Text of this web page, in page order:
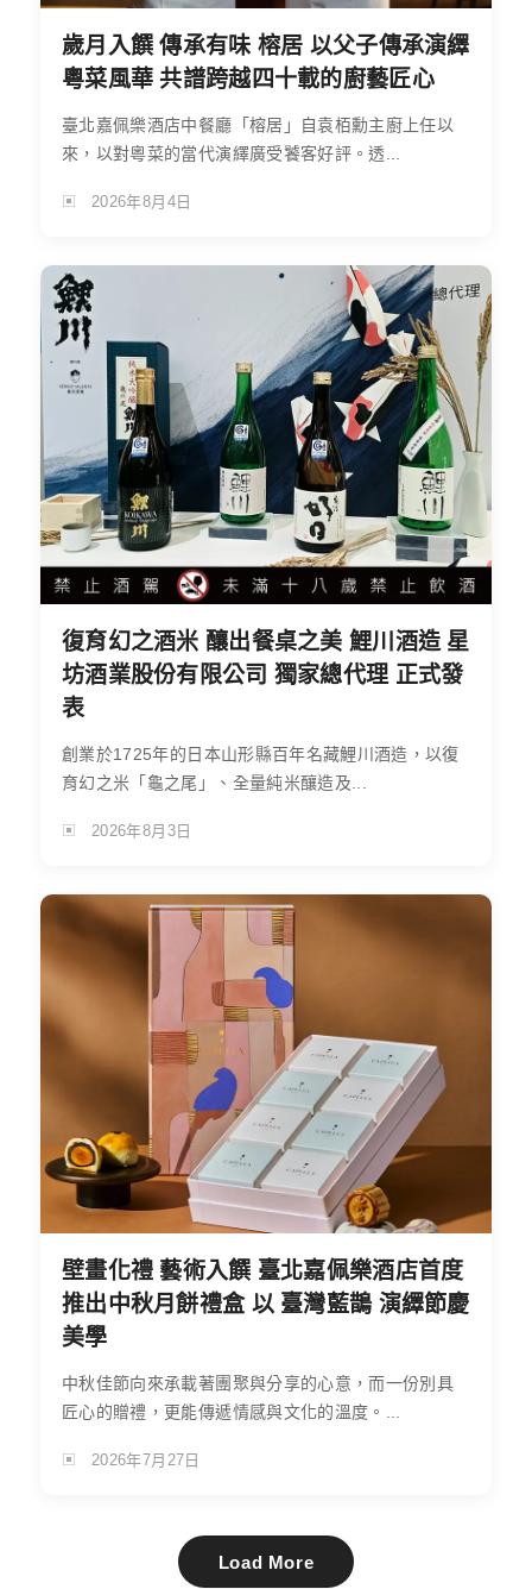
歲月入饌 傳承有味 榕居 以父子傳承演繹
粵菜風華 共譜跨越四十載的廚藝匠心
臺北嘉佩樂酒店中餐廳「榕居」自袁栢勳主廚上任以
來，以對粵菜的當代演繹廣受饕客好評。透...
2026年8月4日
復育幻之酒米 釀出餐桌之美 鯉川酒造 星
坊酒業股份有限公司 獨家總代理 正式發
表
創業於1725年的日本山形縣百年名藏鯉川酒造，以復
育幻之米「龜之尾」、全量純米釀造及...
2026年8月3日
壁畫化禮 藝術入饌 臺北嘉佩樂酒店首度
推出中秋月餅禮盒 以 臺灣藍鵲 演繹節慶
美學
中秋佳節向來承載著團聚與分享的心意，而一份別具
匠心的贈禮，更能傳遞情感與文化的溫度。...
2026年7月27日
Load More